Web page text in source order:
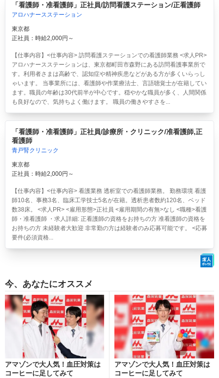
「看護師・准看護師」正社員/訪問看護ステーション/正看護師
アロハナースステーション
東京都
正社員：時給2,000円～
【仕事内容】<仕事内容> 訪問看護ステーションでの看護師業務 <求人PR>
アロハナースステーションは、東京都町田市森野にある訪問看護事業所で
す。利用者さまは高齢で、認知症や精神疾患などがある方が多くいらっし
ゃいます。 当事業所には、看護師や作業療法士、言語聴覚士が在籍してい
ます。職員の年齢は30代前半が中心です。穏やかな職員が多く、人間関係
も良好なので、気持ちよく働けます。 職員の働きやすさを...
「看護師・准看護師」正社員/診療所・クリニック/准看護師,正
看護師
青戸腎クリニック
東京都
正社員：時給2,000円～
【仕事内容】<仕事内容> 看護業務 透析室での看護師業務。 勤務環境 看護
師10名、事務3名、臨床工学技士5名が在籍。透析患者数約120名、ベッド
数38床。 <求人PR> <雇用形態>正社員 <雇用期間の有無>なし <職種>看護
師・准看護師 ・求人詳細: 正看護師の資格をお持ちの方 准看護師の資格を
お持ちの方 未経験者大歓迎 非常勤の方は経験者のみ応募可能です。 <応募
要件(必須資格...
今、あなたにオススメ
アマゾンで大人気！血圧対策は
コーヒーに足してみて
アマゾンで大人気！血圧対策は
コーヒーに足してみて